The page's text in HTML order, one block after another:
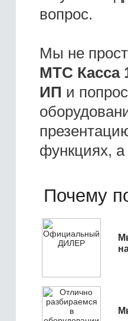
вопрос.
Мы не
МТС Касса
ИП и
функциях,
Почему